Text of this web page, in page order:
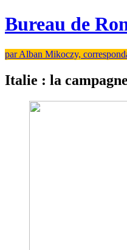
Bureau de
par Alban Mikoczy,
Italie : la